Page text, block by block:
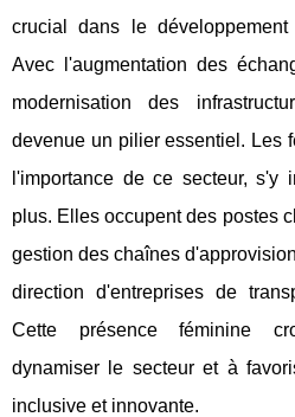
crucial dans le
Avec l'augmentation des
modernisation des
devenue un pilier essentiel. Les
l'importance de ce secteur, s'y
plus. Elles occupent des postes
gestion des chaînes
direction d'entreprises de
Cette présence féminine
dynamiser le secteur et à
inclusive et innovante.